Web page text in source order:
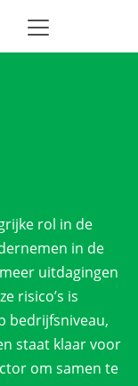
rol in de
in de
uitdagingen
risico’s is
bedrijfsniveau,
staat klaar voor
om samen te